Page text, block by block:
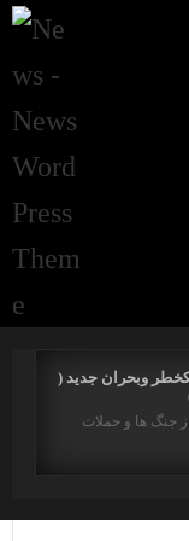
وبحران جدید (
جنگ ها و حملات